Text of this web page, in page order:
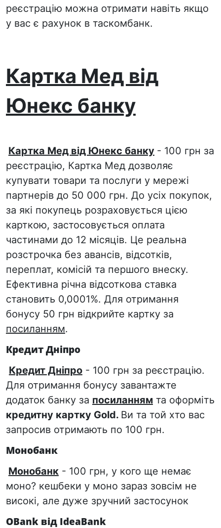
реєстрацію можна отримати навіть якщо
у вас є рахунок в таскомбанк.
Картка Мед від
Юнекс банку
Картка Мед від Юнекс банку - 100 грн за
реєстрацію, Картка Мед дозволяє
купувати товари та послуги у мережі
партнерів до 50 000 грн. До усіх покупок,
за які покупець розраховується цією
карткою, застосовується оплата
частинами до 12 місяців. Це реальна
розстрочка без авансів, відсотків,
переплат, комісій та першого внеску.
Ефективна річна відсоткова ставка
становить 0,0001%. Для отримання
бонусу 50 грн відкрийте картку за
посиланням.
Кредит Дніпро
Кредит Дніпро - 100 грн за реєстрацію.
Для отримання бонусу завантажте
додаток банку за посиланням та оформіть
кредитну картку Gold. Ви та той хто вас
запросив отримають по 100 грн.
Монобанк
Монобанк - 100 грн, у кого ще немає
моно? кешбеки у моно зараз зовсім не
високі, але дуже зручний застосунок
OBank від IdeaBank